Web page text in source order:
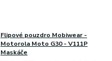
Flipové pouzdro Mobiwear -
Motorola Moto G30 - V111P
Maskáče